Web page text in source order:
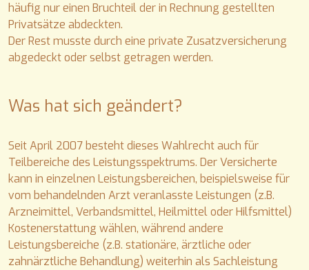
häufig nur einen Bruchteil der in Rechnung gestellten
Privatsätze abdeckten.
Der Rest musste durch eine private Zusatzversicherung
abgedeckt oder selbst getragen werden.
Was hat sich geändert?
Seit April 2007 besteht dieses Wahlrecht auch für
Teilbereiche des Leistungsspektrums. Der Versicherte
kann in einzelnen Leistungsbereichen, beispielsweise für
vom behandelnden Arzt veranlasste Leistungen (z.B.
Arzneimittel, Verbandsmittel, Heilmittel oder Hilfsmittel)
Kostenerstattung wählen, während andere
Leistungsbereiche (z.B. stationäre, ärztliche oder
zahnärztliche Behandlung) weiterhin als Sachleistung